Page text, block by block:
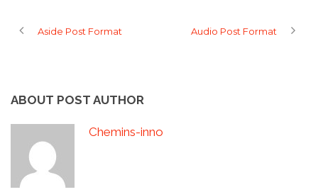
Aside Post Format Audio Post Format
ABOUT POST AUTHOR
Chemins-inno